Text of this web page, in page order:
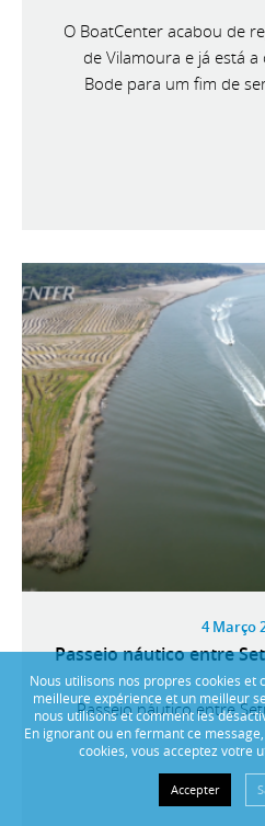
O BoatCenter acabou de
de Vilamoura e já está
Bode para um fim de
4 Março
Passeio náutico entre
Passeio náutico entre
Nous utilisons nos propres cookies et
meilleure expérience et un meilleur
nous utilisons et comment les
En ignorant ou en fermant ce
cookies, vous acceptez votre
Accepter